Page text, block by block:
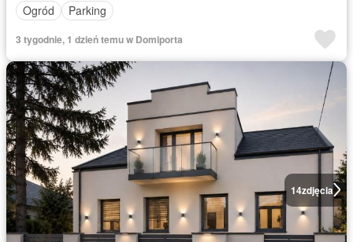
Ogród
Parking
3 tygodnie, 1 dzień temu w Domiporta
14zdjęcia